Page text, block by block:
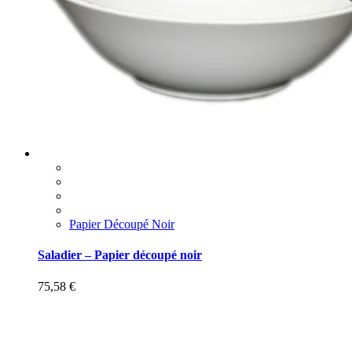
Papier Découpé Noir
Saladier – Papier découpé noir
75,58 €